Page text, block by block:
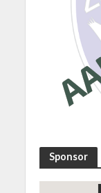
Sponsor